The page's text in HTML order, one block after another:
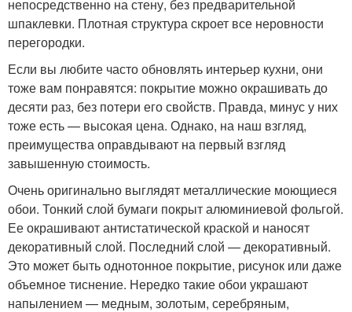
непосредственно на стену, без предварительной
шпаклевки. Плотная структура скроет все неровности
перегородки.
Если вы любите часто обновлять интерьер кухни, они
тоже вам понравятся: покрытие можно окрашивать до
десяти раз, без потери его свойств. Правда, минус у них
тоже есть — высокая цена. Однако, на наш взгляд,
преимущества оправдывают на первый взгляд
завышенную стоимость.
Очень оригинально выглядят металлические моющиеся
обои. Тонкий слой бумаги покрыт алюминиевой фольгой.
Ее окрашивают антистатической краской и наносят
декоративный слой. Последний слой — декоративный.
Это может быть однотонное покрытие, рисунок или даже
объемное тиснение. Нередко такие обои украшают
напылением — медным, золотым, серебряным,